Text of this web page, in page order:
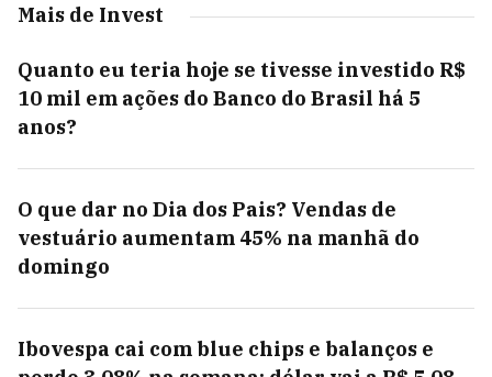
Mais de Invest
Quanto eu teria hoje se tivesse investido R$
10 mil em ações do Banco do Brasil há 5
anos?
O que dar no Dia dos Pais? Vendas de
vestuário aumentam 45% na manhã do
domingo
Ibovespa cai com blue chips e balanços e